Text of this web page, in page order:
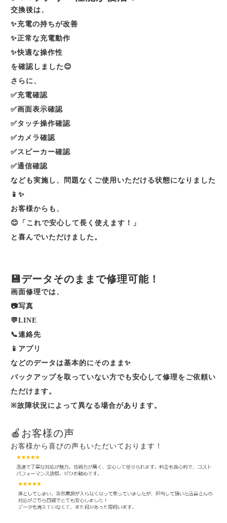
交換後は、
✨充電の持ちが改善
✨正常な充電動作
✨快適な操作性
を確認しました😊
さらに、
✅充電確認
✅画面表示確認
✅タッチ操作確認
✅カメラ確認
✅スピーカー確認
✅通信確認
なども実施し、問題なくご使用いただける状態になりました
📱✨
お客様からも、
😊「これで安心して長く使えます！」
と喜んでいただけました。
💾データそのままで修理可能！
画面修理では、
📷写真
💬LINE
📞連絡先
📱アプリ
などのデータは基本的にそのまま✨
バックアップを取っていない方でも安心して修理をご依頼い
ただけます。
※故障状況によって異なる場合があります。
🍎お客様の声
お客様から喜びの声もいただいております！